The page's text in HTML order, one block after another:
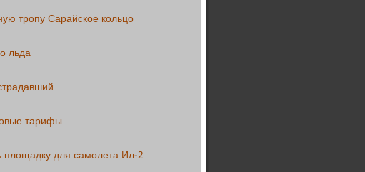
тропу Сарайское кольцо
льда
тарифы
площадку для самолета Ил-2